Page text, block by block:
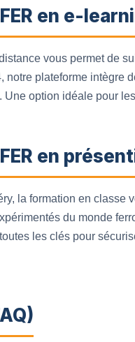
en e-
vous permet de
plateforme intègre
option idéale pour
en
la formation en classe
du monde
les clés pour